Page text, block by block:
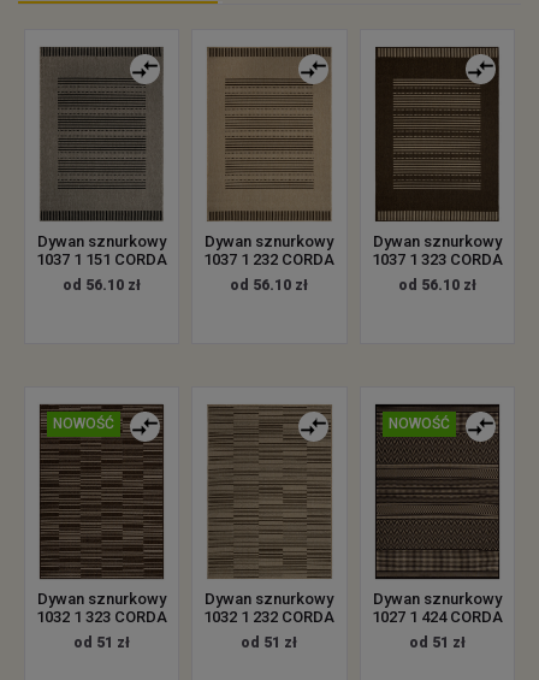
Dywan sznurkowy
1037 1 151 CORDA
od 56.10 zł
Dywan sznurkowy
1037 1 232 CORDA
od 56.10 zł
Dywan sznurkowy
1037 1 323 CORDA
od 56.10 zł
NOWOŚĆ
Dywan sznurkowy
1032 1 323 CORDA
od 51 zł
Dywan sznurkowy
1032 1 232 CORDA
od 51 zł
NOWOŚĆ
Dywan sznurkowy
1027 1 424 CORDA
od 51 zł